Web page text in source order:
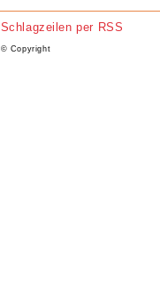
Schlagzeilen per RSS
© Copyright